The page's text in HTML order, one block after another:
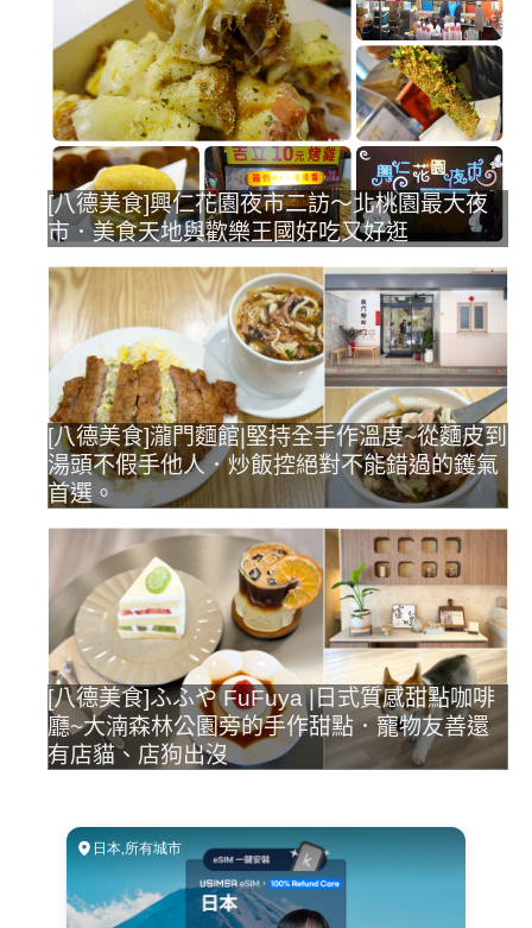
[八德美食]興仁花園夜市二訪～北桃園最大夜
市．美食天地與歡樂王國好吃又好逛
[八德美食]瀧門麵館|堅持全手作溫度~從麵皮到
湯頭不假手他人．炒飯控絕對不能錯過的鑊氣
首選。
[八德美食]ふふや FuFuya |日式質感甜點咖啡
廳~大湳森林公園旁的手作甜點．寵物友善還
有店貓、店狗出沒